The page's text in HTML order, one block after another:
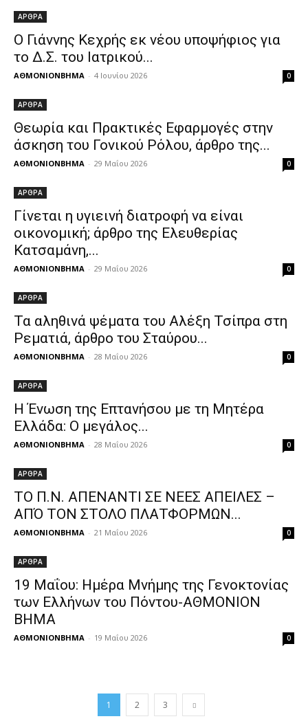
ΑΡΘΡΑ
Ο Γιάννης Κεχρής εκ νέου υποψήφιος για
το Δ.Σ. του Ιατρικού...
ΑΘΜΟΝΙΟΝΒΗΜΑ - 4 Ιουνίου 2026 0
ΑΡΘΡΑ
Θεωρία και Πρακτικές Εφαρμογές στην
άσκηση του Γονικού Ρόλου, άρθρο της...
ΑΘΜΟΝΙΟΝΒΗΜΑ - 29 Μαΐου 2026 0
ΑΡΘΡΑ
Γίνεται η υγιεινή διατροφή να είναι
οικονομική; άρθρο της Ελευθερίας
Κατσαμάνη,...
ΑΘΜΟΝΙΟΝΒΗΜΑ - 29 Μαΐου 2026 0
ΑΡΘΡΑ
Τα αληθινά ψέματα του Αλέξη Τσίπρα στη
Ρεματιά, άρθρο του Σταύρου...
ΑΘΜΟΝΙΟΝΒΗΜΑ - 28 Μαΐου 2026 0
ΑΡΘΡΑ
Η Ένωση της Επτανήσου με τη Μητέρα
Ελλάδα: Ο μεγάλος...
ΑΘΜΟΝΙΟΝΒΗΜΑ - 28 Μαΐου 2026 0
ΑΡΘΡΑ
ΤΟ Π.Ν. ΑΠΕΝΑΝΤΙ ΣΕ ΝΕΕΣ ΑΠΕΙΛΕΣ –
ΑΠΌ ΤΟΝ ΣΤΟΛΟ ΠΛΑΤΦΟΡΜΩΝ...
ΑΘΜΟΝΙΟΝΒΗΜΑ - 21 Μαΐου 2026 0
ΑΡΘΡΑ
19 Μαΐου: Ημέρα Μνήμης της Γενοκτονίας
των Ελλήνων του Πόντου-ΑΘΜΟΝΙΟΝ
ΒΗΜΑ
ΑΘΜΟΝΙΟΝΒΗΜΑ - 19 Μαΐου 2026 0
1 2 3